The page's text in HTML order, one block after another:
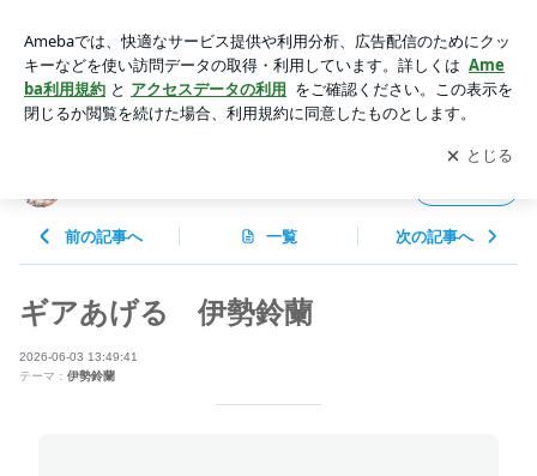
ログ Powered by Ameba
アプリをダウンロードして ブログの更新通知
を受け取りまし
ょう。
開く
前の記事へ 一覧 次の記事へ
ギアあげる 伊勢鈴蘭
2026-06-03 13:49:41
テーマ： 伊勢鈴蘭